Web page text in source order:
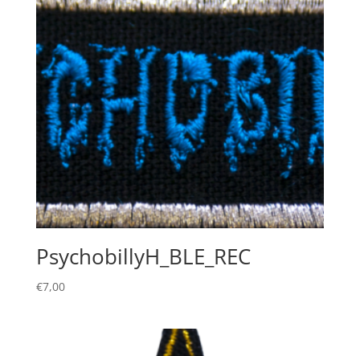
PsychobillyH_BLE_REC
€7,00